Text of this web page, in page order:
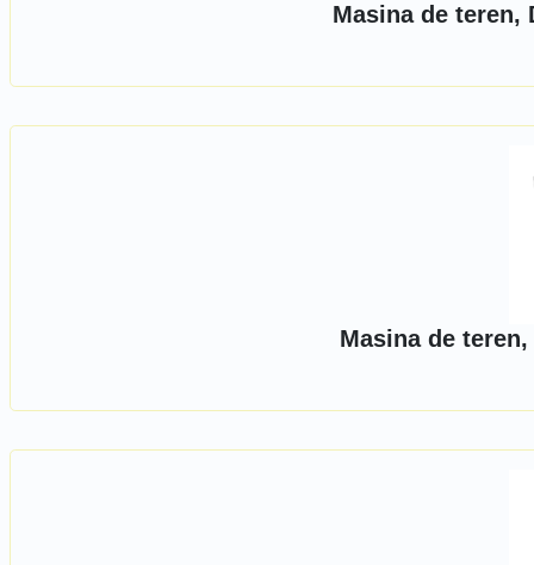
Masina de teren,
Masina de